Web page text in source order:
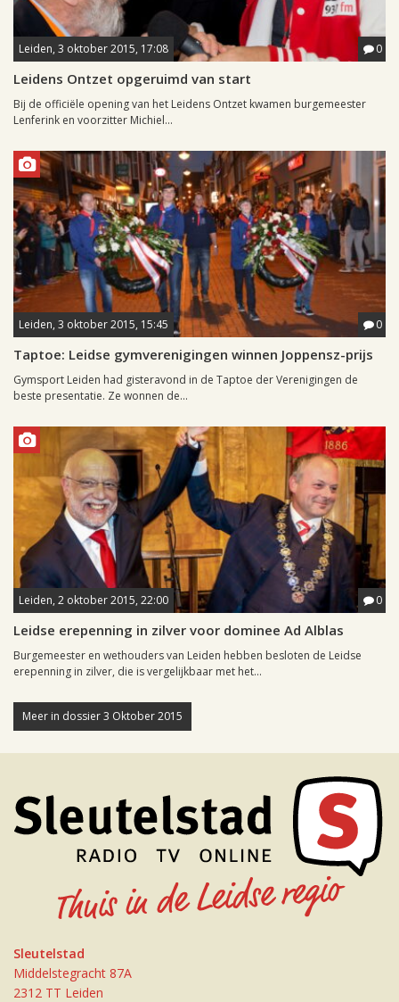
Leiden, 3 oktober 2015, 17:08 0
Leidens Ontzet opgeruimd van start
Bij de officiële opening van het Leidens Ontzet kwamen burgemeester
Lenferink en voorzitter Michiel...
Leiden, 3 oktober 2015, 15:45 0
Taptoe: Leidse gymverenigingen winnen Joppensz-prijs
Gymsport Leiden had gisteravond in de Taptoe der Verenigingen de
beste presentatie. Ze wonnen de...
Leiden, 2 oktober 2015, 22:00 0
Leidse erepenning in zilver voor dominee Ad Alblas
Burgemeester en wethouders van Leiden hebben besloten de Leidse
erepenning in zilver, die is vergelijkbaar met het...
Meer in dossier 3 Oktober 2015
Sleutelstad
Middelstegracht 87A
2312 TT Leiden